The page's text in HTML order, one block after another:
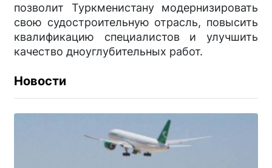
позволит Туркменистану модернизировать
свою судостроительную отрасль, повысить
квалификацию специалистов и улучшить
качество дноуглубительных работ.
Новости